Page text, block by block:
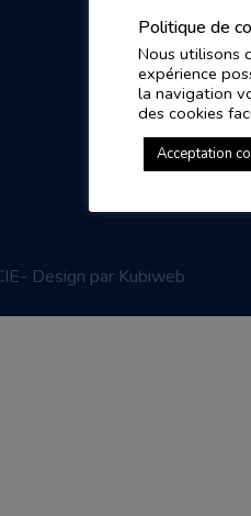
Design par Kubiweb
Politique de
Nous utilisons
expérience
la navigation
des cookies
Acceptation